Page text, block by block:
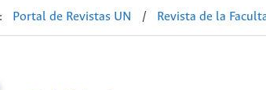
Portal de Revistas UN / Revista de la